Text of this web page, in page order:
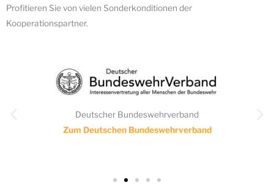
Profitieren Sie von vielen Sonderkonditionen der
Kooperationspartner.
Deutscher Bundeswehrverband
Zum Deutschen Bundeswehrverband